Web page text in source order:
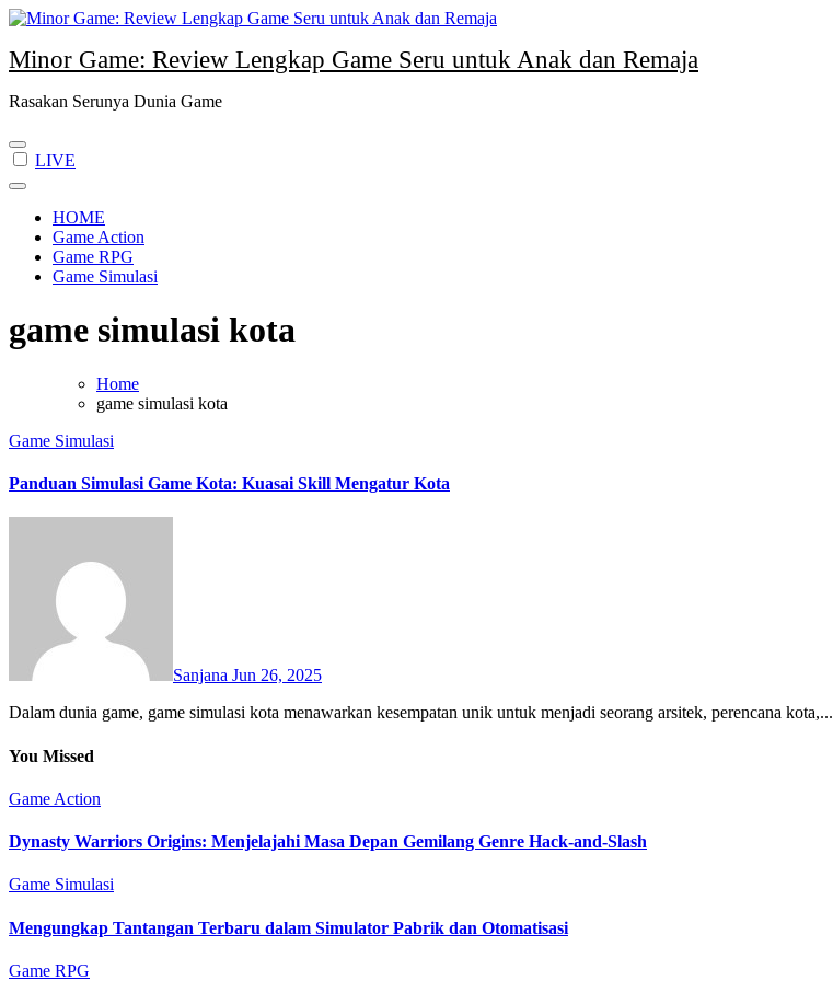
Skip
content
Minor Game: Review Lengkap Game Seru untuk Anak dan Remaja
Rasakan Serunya Dunia Game
LIVE
HOME
Game Action
Game RPG
Game Simulasi
game simulasi kota
Home
game simulasi kota
Game Simulasi
Panduan Simulasi Game Kota: Kuasai Skill Mengatur Kota
Sanjana Jun 26, 2025
Dalam dunia game, game simulasi kota menawarkan kesempatan unik untuk menjadi seorang arsitek, perencana kota,...
You Missed
Game Action
Dynasty Warriors Origins: Menjelajahi Masa Depan Gemilang Genre Hack-and-Slash
Game Simulasi
Mengungkap Tantangan Terbaru dalam Simulator Pabrik dan Otomatisasi
Game RPG